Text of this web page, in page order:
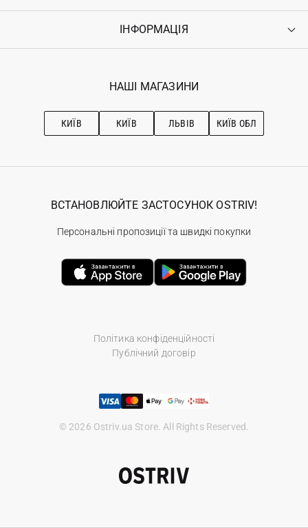
Повернення
Гарантія
Увійти
Ostriv Club+
ІНФОРМАЦІЯ
Наші магазини
Рекомендації з догляду
НАШІ МАГАЗИНИ
КИЇВ КИЇВ ЛЬВІВ КИЇВ ОБЛ
Політика конфіденційності
Публічний договір
© 2026 Ostriv.ua Store. All Rights Reserved.
ВСТАНОВЛЮЙТЕ ЗАСТОСУНОК OSTRIV!
Персональні пропозиції та швидкі покупки